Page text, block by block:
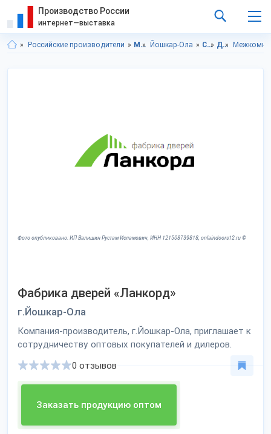
Производство России
интернет—выставка
Российские производители Марий Эл респ. Йошкар-Ола Строительство и ремонт Двери
Фото опубликовано: ИП Валишин Рустам Исламович, ИНН 121508739818, onlaindoors12.ru ©
Фабрика дверей «Ланкорд»
г.Йошкар-Ола
Компания-производитель, г.Йошкар-Ола, приглашает к
сотрудничеству оптовых покупателей и дилеров.
Заказать продукцию оптом
0 отзывов